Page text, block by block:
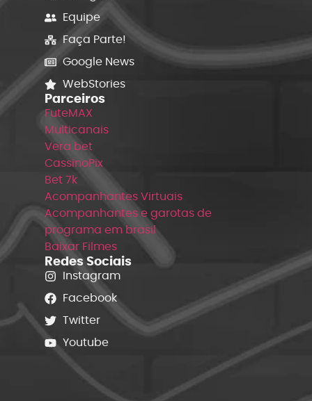
Equipe
Faça Parte!
Google News
WebStories
Parceiros
FuteMAX
Multicanais
Vera bet
CassinoPix
Bet 7k
Acompanhantes Virtuais
Acompanhantes e garotas de
programa em brasil
Baixar Filmes
Redes Sociais
Instagram
Facebook
Twitter
Youtube